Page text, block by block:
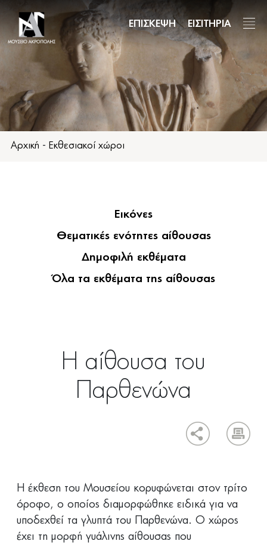
το
περιεχόμενο
ΕΠΙΣΚΕΨΗ ΕΙΣΙΤΗΡΙΑ
Αρχική - Εκθεσιακοί χώροι
Εικόνες
Θεματικές ενότητες αίθουσας
Δημοφιλή εκθέματα
Όλα τα εκθέματα της αίθουσας
Η αίθουσα του
Παρθενώνα
Η έκθεση του Μουσείου κορυφώνεται στον τρίτο
όροφο, ο οποίος διαμορφώθηκε ειδικά για να
υποδεχθεί τα γλυπτά του Παρθενώνα. Ο χώρος
έχει τη μορφή γυάλινης αίθουσας που